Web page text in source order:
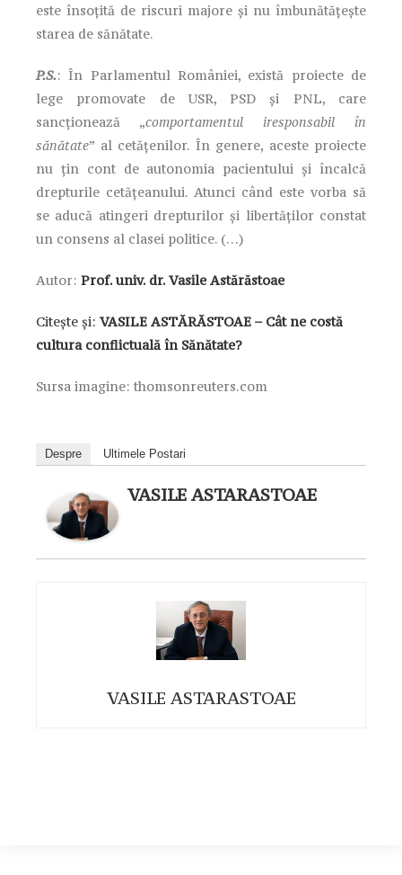
este însoțită de riscuri majore și nu îmbunătățește
starea de sănătate.
P.S.: În Parlamentul României, există proiecte de
lege promovate de USR, PSD și PNL, care
sancționează „comportamentul iresponsabil în
sănătate” al cetățenilor. În genere, aceste proiecte
nu țin cont de autonomia pacientului și încalcă
drepturile cetățeanului. Atunci când este vorba să
se aducă atingeri drepturilor și libertăților constat
un consens al clasei politice. (…)
Autor: Prof. univ. dr. Vasile Astărăstoae
Citește și: VASILE ASTĂRĂSTOAE – Cât ne costă
cultura conflictuală în Sănătate?
Sursa imagine: thomsonreuters.com
Despre Ultimele Postari
VASILE ASTARASTOAE
VASILE ASTARASTOAE